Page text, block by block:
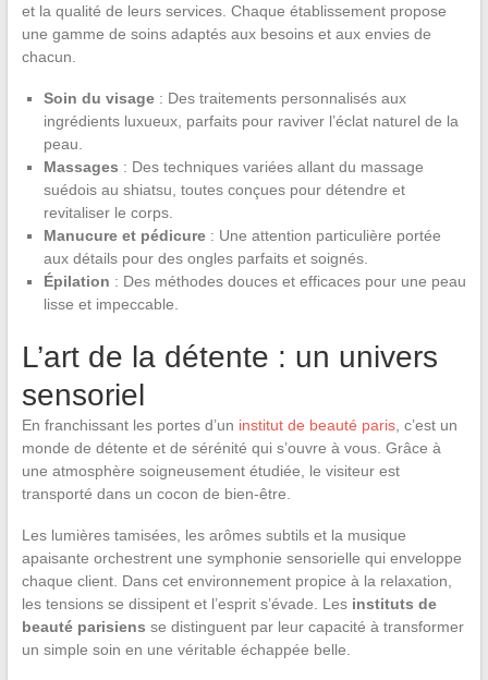
et la qualité de leurs services. Chaque établissement propose
une gamme de soins adaptés aux besoins et aux envies de
chacun.
Soin du visage: Des traitements personnalisés aux
ingrédients luxueux, parfaits pour raviver l’éclat naturel de la
peau.
Massages : Des techniques variées allant du massage
suédois au shiatsu, toutes conçues pour détendre et
revitaliser le corps.
Manucure et pédicure: Une attention particulière portée
aux détails pour des ongles parfaits et soignés.
Épilation : Des méthodes douces et efficaces pour une peau
lisse et impeccable.
L’art de la détente : un univers
sensoriel
En franchissant les portes d’un institut de beauté paris, c’est un
monde de détente et de sérénité qui s’ouvre à vous. Grâce à
une atmosphère soigneusement étudiée, le visiteur est
transporté dans un cocon de bien-être.
Les lumières tamisées, les arômes subtils et la musique
apaisante orchestrent une symphonie sensorielle qui enveloppe
chaque client. Dans cet environnement propice à la relaxation,
les tensions se dissipent et l’esprit s’évade. Les instituts de
beauté parisiens se distinguent par leur capacité à transformer
un simple soin en une véritable échappée belle.